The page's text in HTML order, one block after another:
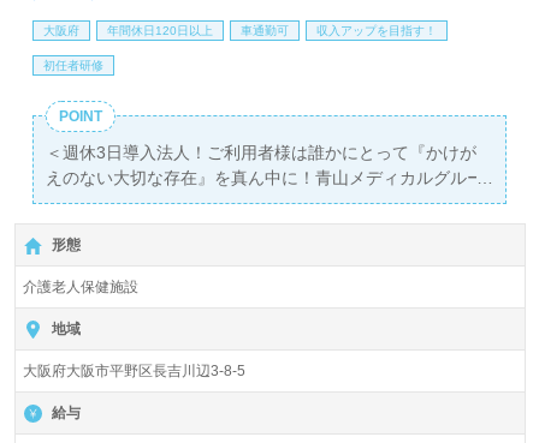
あり！＞"転職支援"のプロと一緒に転職活動！お問い合わ
せお待ちしております。
大阪府 年間休日120日以上 車通勤可 収入アップを目指す！
初任者研修
POINT
＜週休3日導入法人！ご利用者様は誰かにとって『かけが
えのない大切な存在』を真ん中に！青山メディカルグルー
プ！＞
◎介護職/正社員募集◎【月給221,000円～352,500円/賞与
2回】＊初任者研修以上有資格者向け求人＊
『長原駅』徒歩10分。お車通勤可能です。
入所定員100名（従来型個室/多床室）『介護老人保健施設
ながよし苑』青山メディカルグループ/社会福祉法人 恩徳
福祉会（本部：大阪府吹田市）様の運営です。大阪府、兵
庫県、沖縄県を中心にクリニック、特別養護老人ホーム、
形態
介護老人保健施設
地域
大阪府大阪市平野区長吉川辺3-8-5
給与